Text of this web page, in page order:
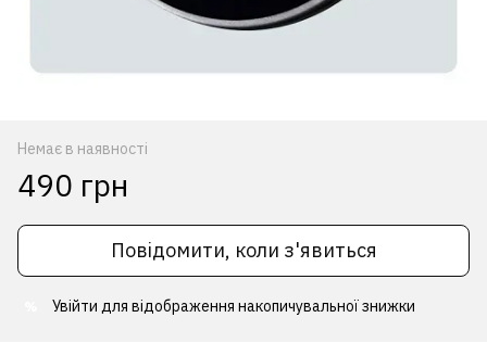
Немає в наявності
490 грн
Повідомити, коли з'явиться
Увійти для відображення накопичувальної знижки